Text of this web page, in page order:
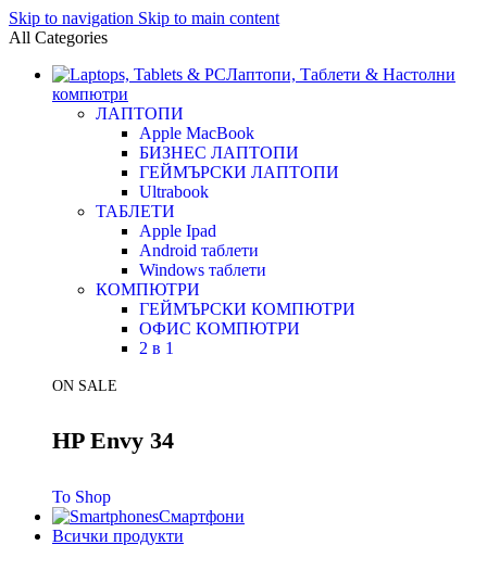
Skip to navigation Skip to main content
All Categories
Лаптопи, Таблети & Настолни
компютри
ЛАПТОПИ
Apple MacBook
БИЗНЕС ЛАПТОПИ
ГЕЙМЪРСКИ ЛАПТОПИ
Ultrabook
ТАБЛЕТИ
Apple Ipad
Android таблети
Windows таблети
КОМПЮТРИ
ГЕЙМЪРСКИ КОМПЮТРИ
ОФИС КОМПЮТРИ
2 в 1
ON SALE
HP Envy 34
To Shop
Смартфони
Всички продукти